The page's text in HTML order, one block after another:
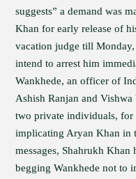
suggests” a demand was
Khan for early release of
vacation judge till
intend to arrest him
Wankhede, an officer of
Ashish Ranjan and
two private individuals, for
implicating Aryan Khan in
messages, Shahrukh
begging Wankhede not to